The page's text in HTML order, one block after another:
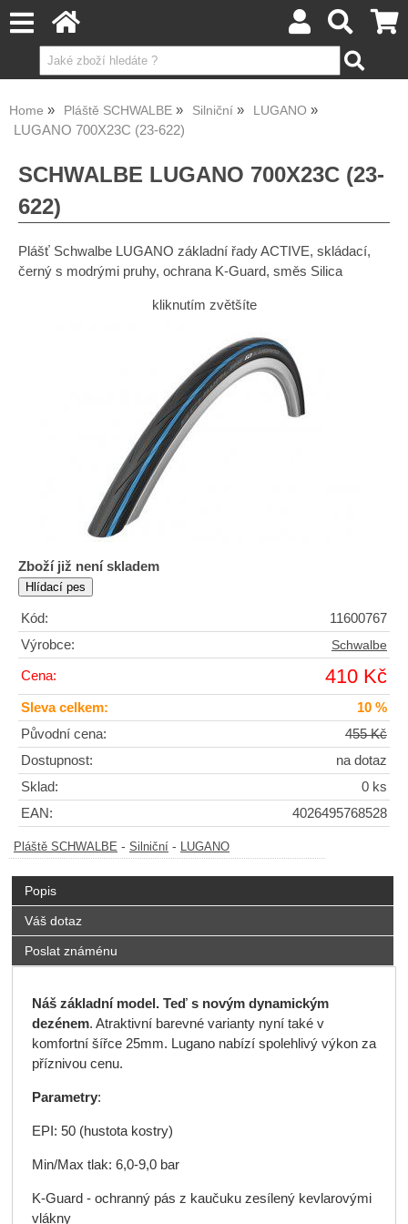
Home Pláště SCHWALBE Silniční LUGANO
LUGANO 700X23C (23-622)
SCHWALBE LUGANO 700X23C (23-
622)
Plášť Schwalbe LUGANO základní řady ACTIVE, skládací,
černý s modrými pruhy, ochrana K-Guard, směs Silica
kliknutím zvětšíte
Zboží již není skladem
Kód:
11600767
Výrobce:
Schwalbe
Cena: 410 Kč
Sleva celkem:
10 %
Původní cena:
455 Kč
Dostupnost:
na dotaz
Sklad:
0 ks
EAN:
4026495768528
Pláště SCHWALBE - Silniční - LUGANO
Popis
Váš dotaz
Poslat známénu
Náš základní model. Teď s novým dynamickým
dezénem. Atraktivní barevné varianty nyní také v
komfortní šířce 25mm. Lugano nabízí spolehlivý výkon za
příznivou cenu.
Parametry:
EPI: 50 (hustota kostry)
Min/Max tlak: 6,0-9,0 bar
K-Guard - ochranný pás z kaučuku zesílený kevlarovými
vlákny